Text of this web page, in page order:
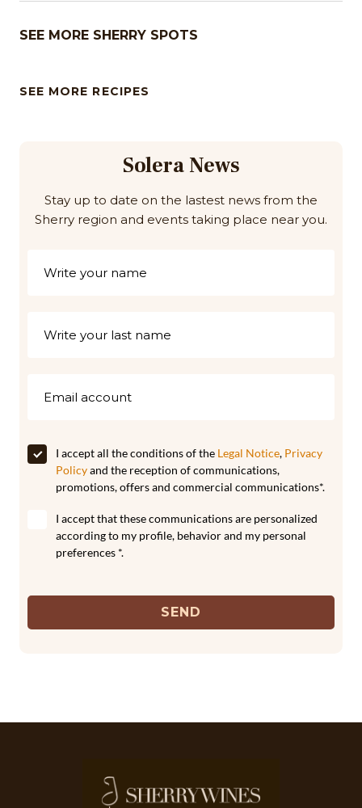
SEE MORE SHERRY SPOTS
SEE MORE RECIPES
Solera News
Stay up to date on the lastest news from the
Sherry region and events taking place near you.
I accept all the conditions of the Legal Notice, Privacy
Policyand the reception of communications,
promotions, offers and commercial communications*.
I accept that these communications are personalized
according to my profile, behavior and my personal
preferences *.
SEND